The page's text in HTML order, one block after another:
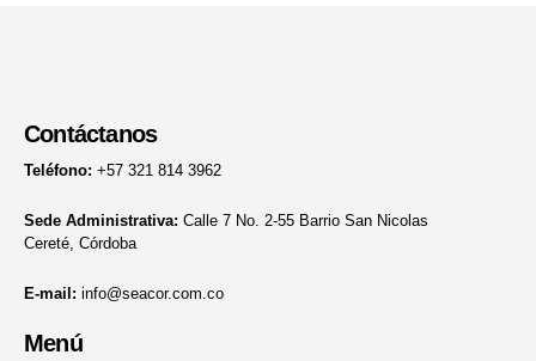
Contáctanos
Teléfono: +57 321 814 3962
Sede Administrativa: Calle 7 No. 2-55 Barrio San Nicolas
Cereté, Córdoba
E-mail: info@seacor.com.co
Menú